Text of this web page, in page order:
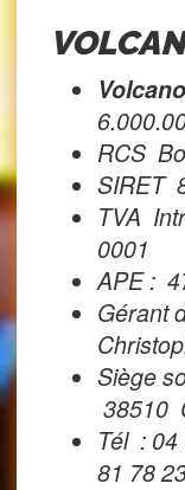
Volcano
RCS
SIRET
TVA
0001
APE :
Gérant
Siège
38510
Tél :
81 78